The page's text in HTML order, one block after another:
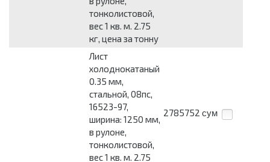
тонколистовой,
вес 1 кв. м. 2.75
кг, цена за тонну
Лист
холоднокатаный
0.35 мм,
стальной, 08пс,
16523-97,
ширина: 1250 мм,
в рулоне,
тонколистовой,
вес 1 кв. м. 2.75
2785752 сум